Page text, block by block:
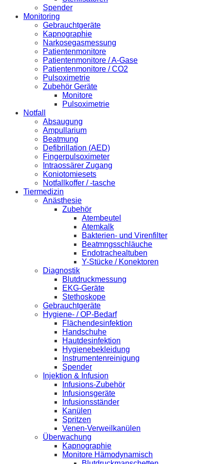
Spender
Monitoring
Gebrauchtgeräte
Kapnographie
Narkosegasmessung
Patientenmonitore
Patientenmonitore / A-Gase
Patientenmonitore / CO2
Pulsoximetrie
Zubehör Geräte
Monitore
Pulsoximetrie
Notfall
Absaugung
Ampullarium
Beatmung
Defibrillation (AED)
Fingerpulsoximeter
Intraossärer Zugang
Koniotomiesets
Notfallkoffer / -tasche
Tiermedizin
Anästhesie
Zubehör
Atembeutel
Atemkalk
Bakterien- und Virenfilter
Beatmngsschläuche
Endotrachealtuben
Y-Stücke / Konektoren
Diagnostik
Blutdruckmessung
EKG-Geräte
Stethoskope
Gebrauchtgeräte
Hygiene- / OP-Bedarf
Flächendesinfektion
Handschuhe
Hautdesinfektion
Hygienebekleidung
Instrumentenreinigung
Spender
Injektion & Infusion
Infusions-Zubehör
Infusionsgeräte
Infusionsständer
Kanülen
Spritzen
Venen-Verweilkanülen
Überwachung
Kapnographie
Monitore Hämodynamisch